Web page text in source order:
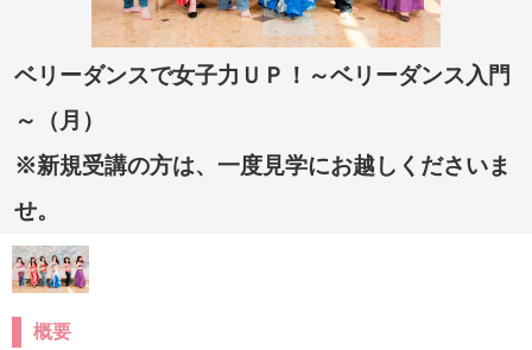
ベリーダンスで女子力ＵＰ！～ベリーダンス入門
～（月）
※新規受講の方は、一度見学にお越しくださいま
せ。
概要